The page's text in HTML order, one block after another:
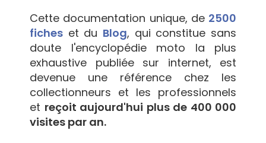
Cette documentation unique, de 2500
fiches et du Blog, qui constitue sans
doute l'encyclopédie moto la plus
exhaustive publiée sur internet, est
devenue une référence chez les
collectionneurs et les professionnels
et reçoit aujourd'hui plus de 400 000
visites par an.